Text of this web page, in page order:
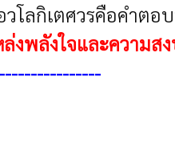
โลกิเตศวรคือคำตอ
งพลังใจและความส